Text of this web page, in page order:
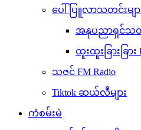
ပေါ်ပြူလာသတင်းမျာ
အနုပညာရှင်သတ
ထူးထူးခြားခြား
သဇင် FM Radio
Tiktok ဆယ်လီများ
ကံစမ်းမဲ